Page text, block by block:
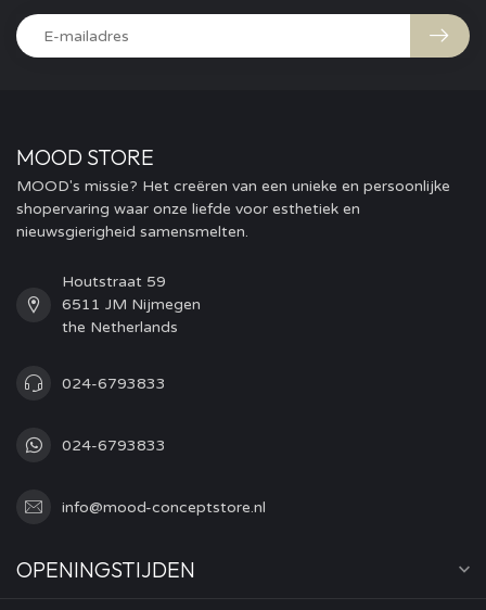
MOOD STORE
MOOD's missie? Het creëren van een unieke en persoonlijke
shopervaring waar onze liefde voor esthetiek en
nieuwsgierigheid samensmelten.
Houtstraat 59
6511 JM Nijmegen
the Netherlands
024-6793833
024-6793833
info@mood-conceptstore.nl
OPENINGSTIJDEN